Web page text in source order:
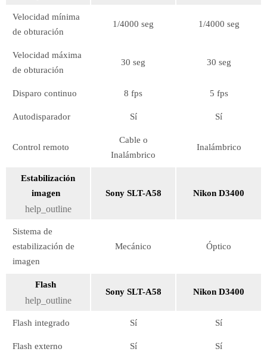
Velocidad mínima
de obturación
1/4000 seg 1/4000 seg
Velocidad máxima
de obturación
30 seg 30 seg
Disparo continuo 8 fps 5 fps
Autodisparador Sí Sí
Control remoto
Cable o
Inalámbrico
Inalámbrico
Estabilización
imagen
help_outline
Sony SLT-A58 Nikon D3400
Sistema de
estabilización de
imagen
Mecánico Óptico
Flash
help_outline
Sony SLT-A58 Nikon D3400
Flash integrado Sí Sí
Flash externo Sí Sí